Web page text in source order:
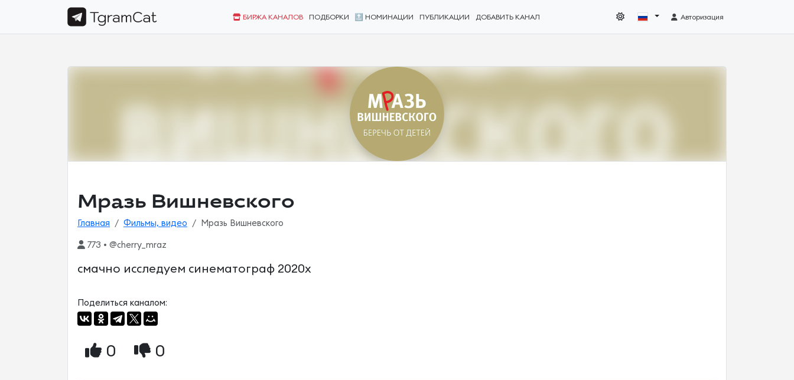
БИРЖА КАНАЛОВ ПОДБОРКИ 🔝 НОМИНАЦИИ ПУБЛИКАЦИИ ДОБАВИТЬ КАНАЛ Авторизация
Мразь Вишневского
Главная Фильмы, видео Мразь Вишневского
773 • @cherry_mraz
смачно исследуем синематограф 2020х
Поделиться каналом:
0 0